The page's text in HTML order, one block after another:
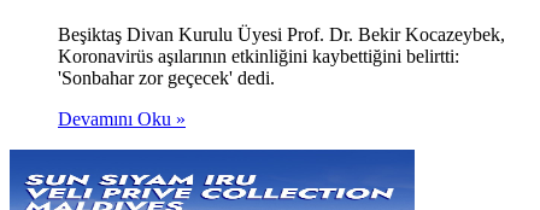
Beşiktaş Divan Kurulu Üyesi Prof. Dr. Bekir Kocazeybek,
Koronavirüs aşılarının etkinliğini kaybettiğini belirtti:
'Sonbahar zor geçecek' dedi.
Devamını Oku »